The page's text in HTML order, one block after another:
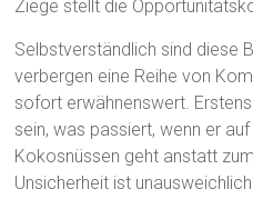
Ziege stellt die
Selbstverständlich sind diese
verbergen eine Reihe von
sofort erwähnenswert.
sein, was passiert, wenn er
Kokosnüssen geht anstatt
Unsicherheit ist